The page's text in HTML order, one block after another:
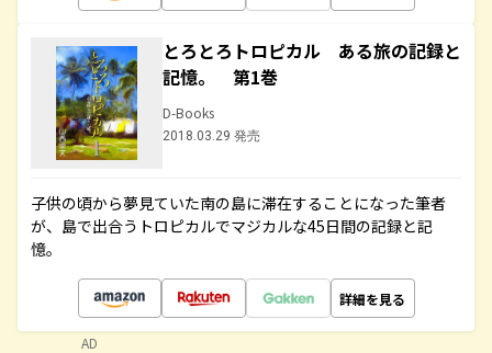
とろとろトロピカル ある旅の記録と
記憶。 第1巻
D-Books
2018.03.29 発売
子供の頃から夢見ていた南の島に滞在することになった筆者
が、島で出合うトロピカルでマジカルな45日間の記録と記
憶。
詳細を見る
AD